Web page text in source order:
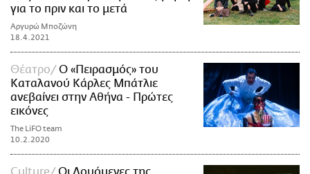
για το πριν και το μετά
Αργυρώ Μποζώνη
18.4.2021
Θέατρο
Ο «Πειρασμός» του
Καταλανού Κάρλες Μπάτλιε
ανεβαίνει στην Αθήνα - Πρώτες
εικόνες
The LiFO team
10.2.2020